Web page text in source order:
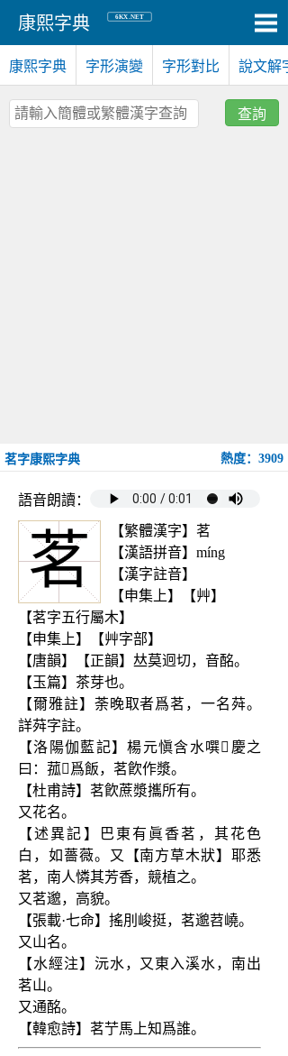
康熙字典 6KX.NET
康熙字典 字形演變 字形對比 說文解字
查詢
茗字康熙字典 熱度：3909
語音朗讀：
茗
【繁體漢字】茗
【漢語拼音】míng
【漢字註音】
【申集上】【艸】
【茗字五行屬木】
【申集上】【艸字部】
【唐韻】【正韻】𠀤莫迥切，音酩。
【玉篇】茶芽也。
【爾雅註】荼晚取者爲茗，一名荈。
詳荈字註。
【洛陽伽藍記】楊元愼含水噀𨻰慶之
曰：菰𥟑爲飯，茗飮作漿。
【杜甫詩】茗飮蔗漿攜所有。
又花名。
【述異記】巴東有眞香茗，其花色
白，如薔薇。又【南方草木狀】耶悉
茗，南人憐其芳香，競植之。
又茗邈，高貌。
【張載·七命】搖刖峻挺，茗邈苕嶢。
又山名。
【水經注】沅水，又東入溪水，南出
茗山。
又通酩。
【韓愈詩】茗艼馬上知爲誰。